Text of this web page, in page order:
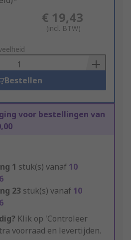
€ 19,43
(incl. BTW)
Bestellen
voor bestellingen van
1 stuk(s) vanaf 10
23 stuk(s) vanaf 10
Klik op 'Controleer
voorraad en levertijden.